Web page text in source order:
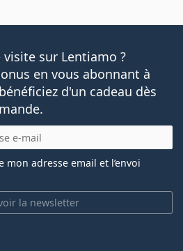
sur Lentiamo ?
en vous abonnant à
d'un cadeau dès
la newsletter
mon adresse email et l’envoi